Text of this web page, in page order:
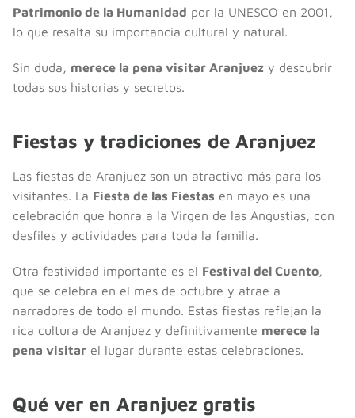
Patrimonio de la Humanidad por la UNESCO en 2001,
lo que resalta su importancia cultural y natural.
Sin duda, merece la pena visitar Aranjuez y descubrir
todas sus historias y secretos.
Fiestas y tradiciones de Aranjuez
Las fiestas de Aranjuez son un atractivo más para los
visitantes. La Fiesta de las Fiestas en mayo es una
celebración que honra a la Virgen de las Angustias, con
desfiles y actividades para toda la familia.
Otra festividad importante es el Festival del Cuento,
que se celebra en el mes de octubre y atrae a
narradores de todo el mundo. Estas fiestas reflejan la
rica cultura de Aranjuez y definitivamente merece la
pena visitar el lugar durante estas celebraciones.
Qué ver en Aranjuez gratis